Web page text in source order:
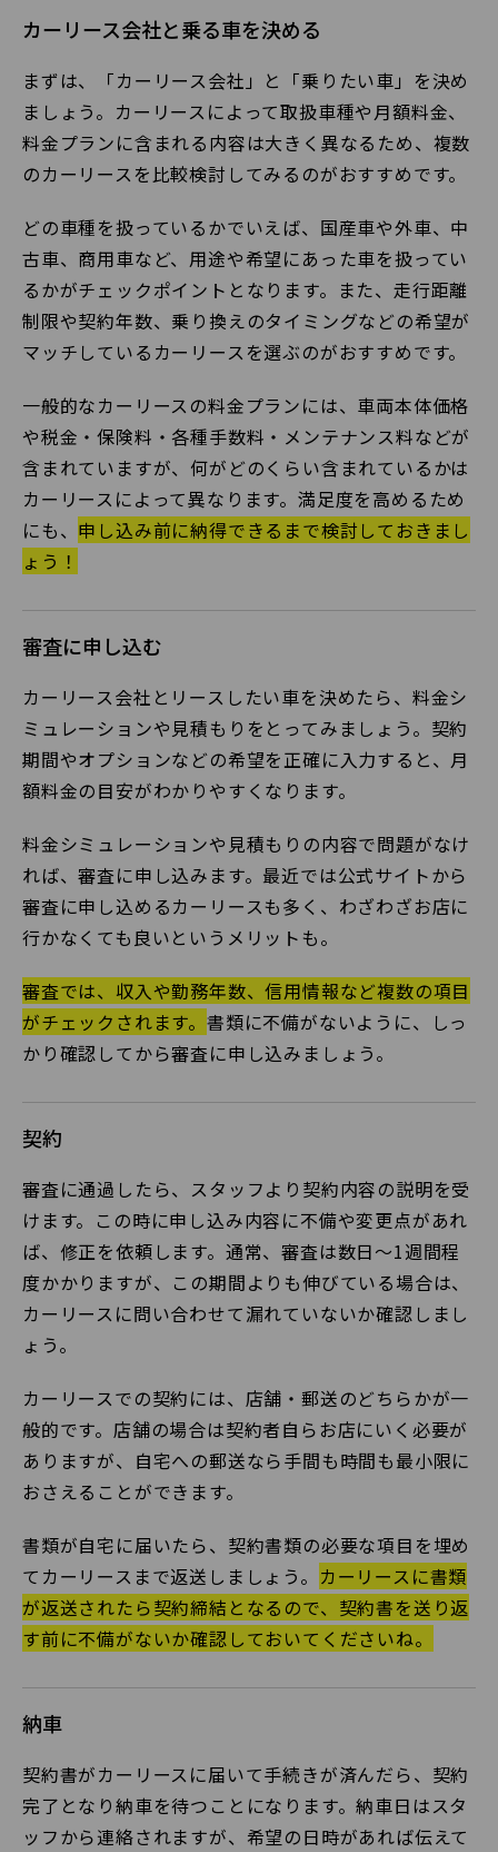
カーリース会社と乗る車を決める
まずは、「カーリース会社」と「乗りたい車」を決め
ましょう。カーリースによって取扱車種や月額料金、
料金プランに含まれる内容は大きく異なるため、複数
のカーリースを比較検討してみるのがおすすめです。
どの車種を扱っているかでいえば、国産車や外車、中
古車、商用車など、用途や希望にあった車を扱ってい
るかがチェックポイントとなります。また、走行距離
制限や契約年数、乗り換えのタイミングなどの希望が
マッチしているカーリースを選ぶのがおすすめです。
一般的なカーリースの料金プランには、車両本体価格
や税金・保険料・各種手数料・メンテナンス料などが
含まれていますが、何がどのくらい含まれているかは
カーリースによって異なります。満足度を高めるため
にも、 申し込み前に納得できるまで検討しておきまし
ょう！
審査に申し込む
カーリース会社とリースしたい車を決めたら、料金シ
ミュレーションや見積もりをとってみましょう。契約
期間やオプションなどの希望を正確に入力すると、月
額料金の目安がわかりやすくなります。
料金シミュレーションや見積もりの内容で問題がなけ
れば、審査に申し込みます。最近では公式サイトから
審査に申し込めるカーリースも多く、わざわざお店に
行かなくても良いというメリットも。
審査では、収入や勤務年数、信用情報など複数の項目
がチェックされます。書類に不備がないように、しっ
かり確認してから審査に申し込みましょう。
契約
審査に通過したら、スタッフより契約内容の説明を受
けます。この時に申し込み内容に不備や変更点があれ
ば、修正を依頼します。通常、審査は数日〜1週間程
度かかりますが、この期間よりも伸びている場合は、
カーリースに問い合わせて漏れていないか確認しまし
ょう。
カーリースでの契約には、店舗・郵送のどちらかが一
般的です。店舗の場合は契約者自らお店にいく必要が
ありますが、自宅への郵送なら手間も時間も最小限に
おさえることができます。
書類が自宅に届いたら、契約書類の必要な項目を埋め
てカーリースまで返送しましょう。 カーリースに書類
が返送されたら契約締結となるので、契約書を送り返
す前に不備がないか確認しておいてくださいね。
納車
契約書がカーリースに届いて手続きが済んだら、契約
完了となり納車を待つことになります。納車日はスタ
ッフから連絡されますが、希望の日時があれば伝えて